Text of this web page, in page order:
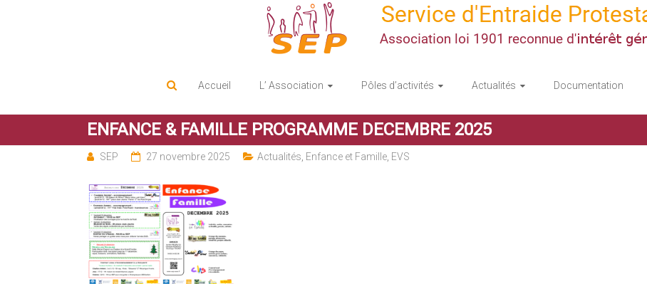
Accueil L’ Association Pôles d’activités Actualités Documentation
ENFANCE & FAMILLE PROGRAMME DECEMBRE 2025
SEP 27 novembre 2025 Actualités Enfance et Famille EVS